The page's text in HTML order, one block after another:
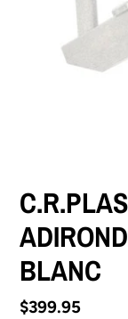
BLANC
Prix
$399.95